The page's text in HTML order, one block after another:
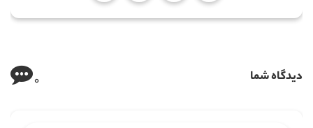
دیدگاه شما 0